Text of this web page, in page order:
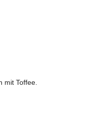
mit Toffee.